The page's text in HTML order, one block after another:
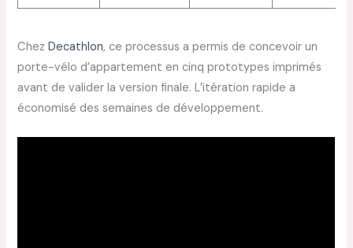
ChezDecathlon, ce processus a permis de concevoir un
porte-vélo d’appartement en cinq prototypes imprimés
avant de valider la version finale. L’itération rapide a
économisé des semaines de développement.